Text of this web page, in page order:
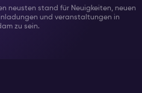
neusten stand für Neuigkeiten, neuen
und veranstaltungen in
zu sein.